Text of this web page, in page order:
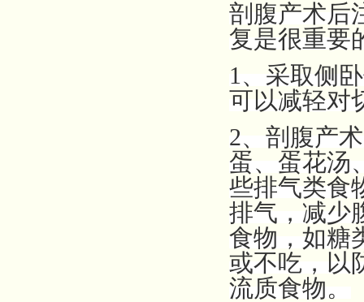
剖腹产术后
复是很重要
1、采取侧
可以减轻对
2、剖腹产
蛋、蛋花汤
些排气类食
排气，减少
食物，如糖
或不吃，以
流质食物。